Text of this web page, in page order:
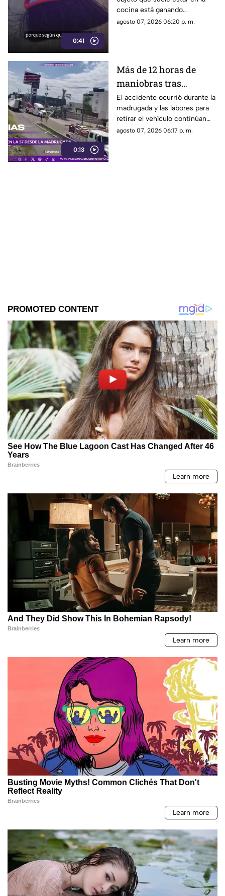
0:41
cocina está ganando
popularidad entre quienes
agosto 07, 2026 06:20 p. m.
0:13
Más de 12 horas de
maniobras tras
volcadura de unidad
pesada en la carretera
57
El accidente ocurrió durante la
madrugada y las labores para
retirar el vehículo continúan
desde hace más de 12 horas en
agosto 07, 2026 06:17 p. m.